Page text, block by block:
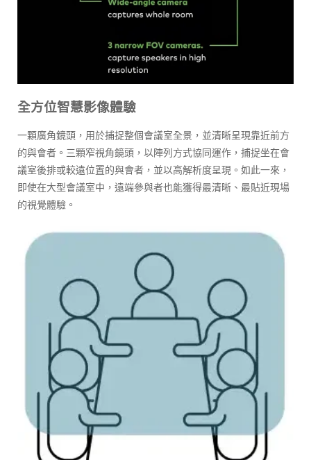
全方位智慧影像體驗
一顆廣角鏡頭，用於捕捉整個會議室全景，並清晰呈現靠近前方
的與會者。三顆窄視角鏡頭，以陣列方式協同運作，捕捉坐在會
議室後排或較遠位置的與會者，並以高解析度呈現。如此一來，
即使在大型會議室中，遠端參與者也能獲得最清晰、最貼近現場
的視覺體驗。